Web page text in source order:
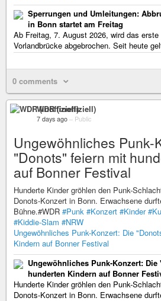
Sperrungen und Umleitungen:
in Bonn startet am Freitag
Ab Freitag, 7. August 2026, wird das
Vorlandbrücke abgebrochen. Seit heute
0 comments
WDR (inoffiziell)
7 days ago – Public
Ungewöhnliches Punk-
"Donots" feiern mit
auf Bonner Festival
Hunderte Kinder gröhlen den Punk-
Donots-Konzert in Bonn. Erwachsene
Bühne.#WDR #Punk #Konzert #Kinder
#Kiddie-Slam #NRW
Ungewöhnliches Punk-Konzert: Die
Kindern auf Bonner Festival
Ungewöhnliches Punk-Konzert:
hunderten Kindern auf Bonner
Hunderte Kinder gröhlen den Punk-
Donots-Konzert in Bonn. Erwachsene